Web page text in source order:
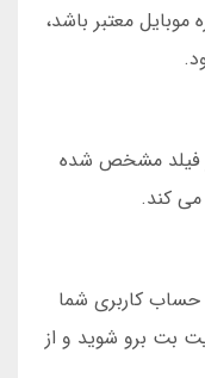
موبایل معتبر باشد،
فیلد مشخص شده
می کند.
کاربری شما
بت برو شوید و از